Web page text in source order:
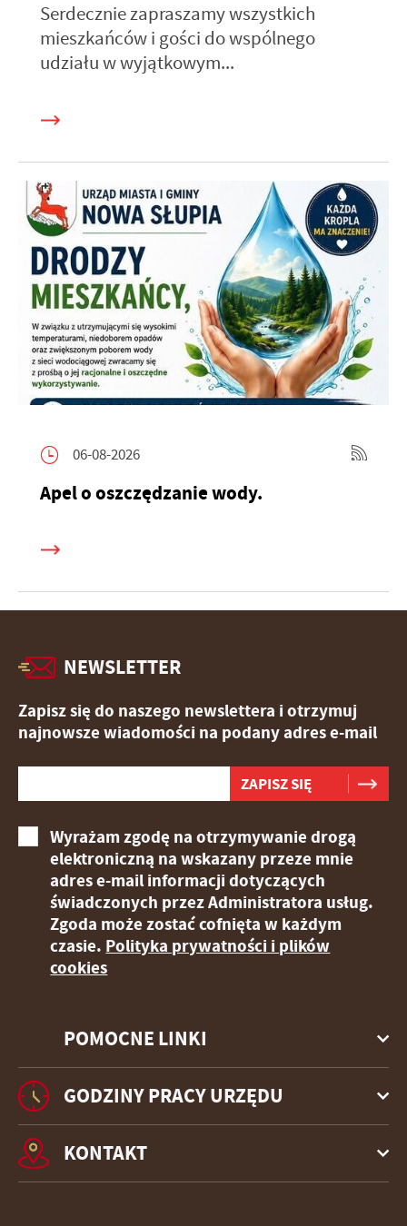
Serdecznie zapraszamy wszystkich
mieszkańców i gości do wspólnego
udziału w wyjątkowym...
06-08-2026
Apel o oszczędzanie wody.
POMOCNE LINKI
NEWSLETTER
Zapisz się do naszego newslettera i otrzymuj
najnowsze wiadomości na podany adres e-mail
Wyrażam zgodę na otrzymywanie drogą
elektroniczną na wskazany przeze mnie
adres e-mail informacji dotyczących
świadczonych przez Administratora usług.
Zgoda może zostać cofnięta w każdym
czasie. Polityka prywatności i plików
cookies
GODZINY PRACY URZĘDU
KONTAKT